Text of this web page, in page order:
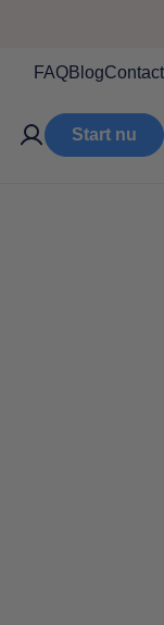
FAQBlogContact
Start nu